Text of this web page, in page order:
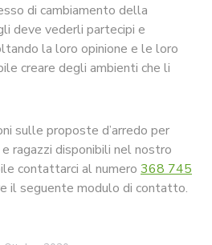
di cambiamento della
deve vederli partecipi e
la loro opinione e le loro
creare degli ambienti che li
sulle proposte d’arredo per
ragazzi disponibili nel nostro
contattarci al numero 368 745
il seguente modulo di contatto.